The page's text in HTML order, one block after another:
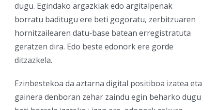
dugu. Egindako argazkiak edo argitalpenak
borratu baditugu ere beti gogoratu, zerbitzuaren
hornitzailearen datu-base batean erregistratuta
geratzen dira. Edo beste edonork ere gorde
ditzazkela.
Ezinbestekoa da aztarna digital positiboa izatea eta
gainera denboran zehar zaindu egin beharko dugu